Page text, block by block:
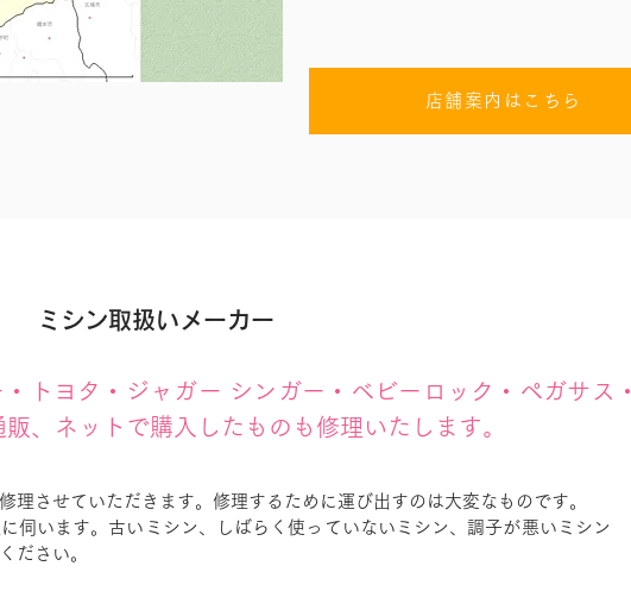
店舗案内はこちら
ミシン取扱いメーカー
トヨタ・ジャガー シンガー・ベビーロック・ペガサス・
、ネットで購入したものも修理いたします。
理させていただきます。修理するために運び出すのは大変なものです。
伺います。古いミシン、しばらく使っていないミシン、調子が悪いミシン
ださい。